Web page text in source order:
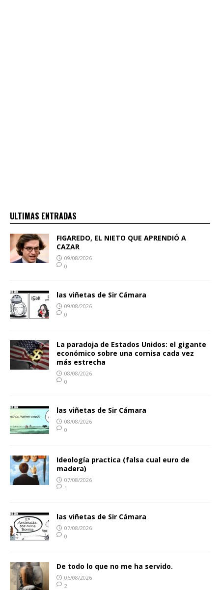
ULTIMAS ENTRADAS
FIGAREDO, EL NIETO QUE APRENDIÓ A
CAZAR
09/08/2026
0
las viñetas de Sir Cámara
09/08/2026
0
La paradoja de Estados Unidos: el gigante
económico sobre una cornisa cada vez
más estrecha
08/08/2026
0
las viñetas de Sir Cámara
08/08/2026
0
Ideología practica (falsa cual euro de
madera)
07/08/2026
1
las viñetas de Sir Cámara
07/08/2026
0
De todo lo que no me ha servido.
06/08/2026
2